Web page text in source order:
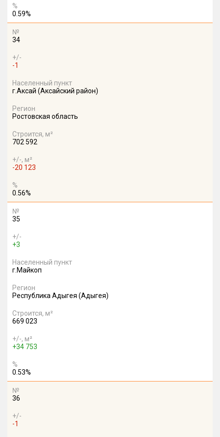
%
0.59%
№
34
+/-
-1
Населенный пункт
г.Аксай (Аксайский район)
Регион
Ростовская область
Строится, м²
702 592
+/-, м²
-20 123
%
0.56%
№
35
+/-
+3
Населенный пункт
г.Майкоп
Регион
Республика Адыгея (Адыгея)
Строится, м²
669 023
+/-, м²
+34 753
%
0.53%
№
36
+/-
-1